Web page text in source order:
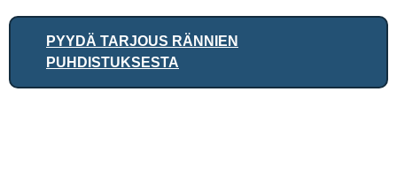
PYYDÄ TARJOUS RÄNNIEN
PUHDISTUKSESTA